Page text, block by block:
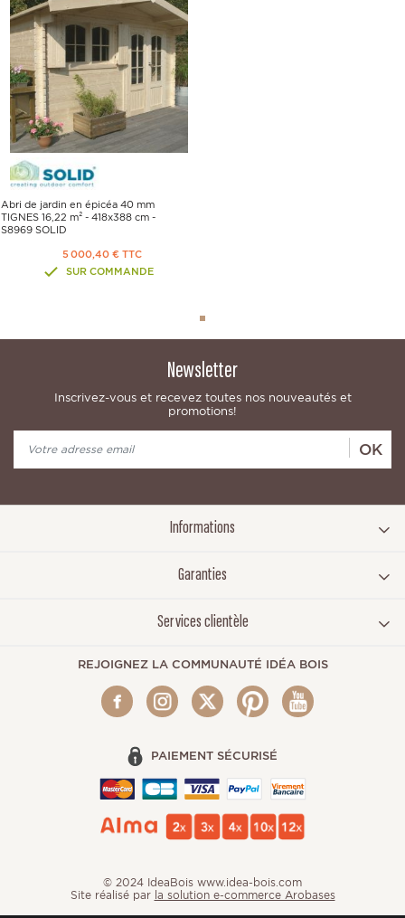
Abri de jardin en épicéa 40 mm
TIGNES 16,22 m² - 418x388 cm -
S8969 SOLID
5 000,40 € TTC
SUR COMMANDE
Newsletter
Inscrivez-vous et recevez toutes nos nouveautés et
promotions!
OK
Informations
Garanties
Services clientèle
REJOIGNEZ LA COMMUNAUTÉ IDÉA BOIS
PAIEMENT SÉCURISÉ
© 2024 IdeaBois www.idea-bois.com
Site réalisé par la solution e-commerce Arobases